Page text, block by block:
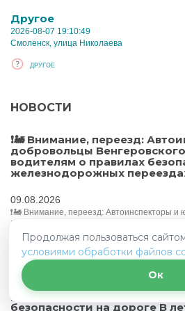
Другое
2026-08-07 19:10:49
Смоленск, улица Николаева
ДРУГОЕ
НОВОСТИ
❗️🚂 Внимание, переезд:
добровольцы
водителям о правилах
железнодорожных
09.08.2026
❗️🚂 Внимание, переезд: Автоинспекторы
Венгеровского района напомнили
на железнодорожных переездах
водителями о необходимости быть
соблюдать требования Правил, быть
Госавтоинспекция
дорожного движения об
безопасности на дороге В
Продолжая пользоваться
условиями обработки файлов
Ок